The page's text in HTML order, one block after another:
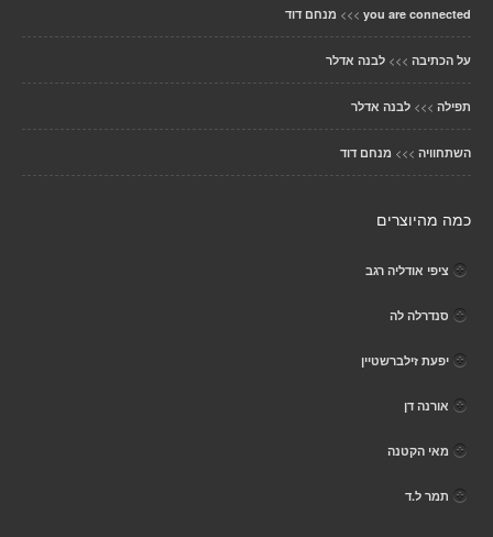
you are connected
>>> מנחם דוד
על הכתיבה >>> לבנה אדלר
תפילה >>> לבנה אדלר
השתחוויה >>> מנחם דוד
כמה מהיוצרים
ציפי אודליה רגב
סנדרלה לה
יפעת זילברשטיין
אורנה דן
מאי הקטנה
תמר ל.ד